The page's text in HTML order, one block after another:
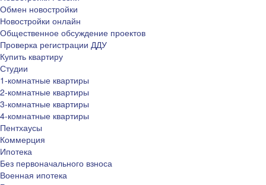
Обмен новостройки
Новостройки онлайн
Общественное обсуждение проектов
Проверка регистрации ДДУ
Купить квартиру
Студии
1-комнатные квартиры
2-комнатные квартиры
3-комнатные квартиры
4-комнатные квартиры
Пентхаусы
Коммерция
Ипотека
Без первоначального взноса
Военная ипотека